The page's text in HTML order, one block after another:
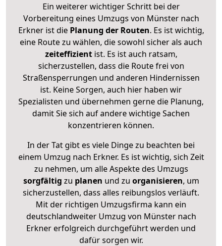
Ein weiterer wichtiger Schritt bei der
Vorbereitung eines Umzugs von Münster nach
Erkner ist diePlanung der Routen. Es ist wichtig,
eine Route zu wählen, die sowohl sicher als auch
zeiteffizientist. Es ist auch ratsam,
sicherzustellen, dass die Route frei von
Straßensperrungen und anderen Hindernissen
ist. Keine Sorgen, auch hier haben wir
Spezialisten und übernehmen gerne die Planung,
damit Sie sich auf andere wichtige Sachen
konzentrieren können.
In der Tat gibt es viele Dinge zu beachten bei
einem Umzug nach Erkner. Es ist wichtig, sich Zeit
zu nehmen, um alle Aspekte des Umzugs
sorgfältig zu planen und zu organisieren, um
sicherzustellen, dass alles reibungslos verläuft.
Mit der richtigen Umzugsfirma kann ein
deutschlandweiter Umzug von Münster nach
Erkner erfolgreich durchgeführt werden und
dafür sorgen wir.